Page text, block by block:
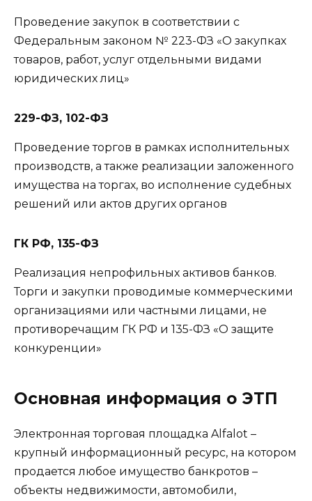
Проведение закупок в соответствии с
Федеральным законом № 223-ФЗ «О закупках
товаров, работ, услуг отдельными видами
юридических лиц»
229-ФЗ, 102-ФЗ
Проведение торгов в рамках исполнительных
производств, а также реализации заложенного
имущества на торгах, во исполнение судебных
решений или актов других органов
ГК РФ, 135-ФЗ
Реализация непрофильных активов банков.
Торги и закупки проводимые коммерческими
организациями или частными лицами, не
противоречащим ГК РФ и 135-ФЗ «О защите
конкуренции»
Основная информация о ЭТП
Электронная торговая площадка Alfalot –
крупный информационный ресурс, на котором
продается любое имущество банкротов –
объекты недвижимости, автомобили,